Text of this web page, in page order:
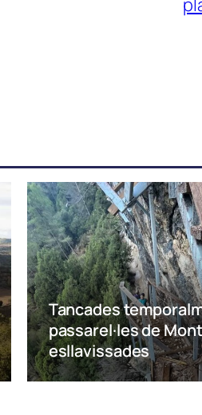
Tancades
passarel·les de
esllavissades